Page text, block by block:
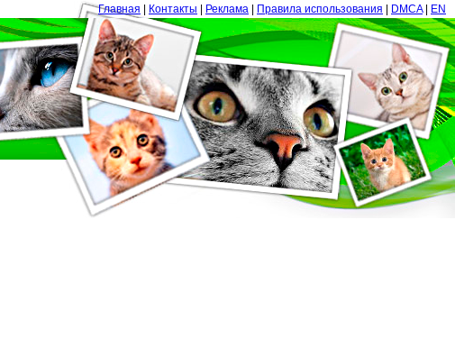
Главная Контакты Реклама Правила использования DMCA EN